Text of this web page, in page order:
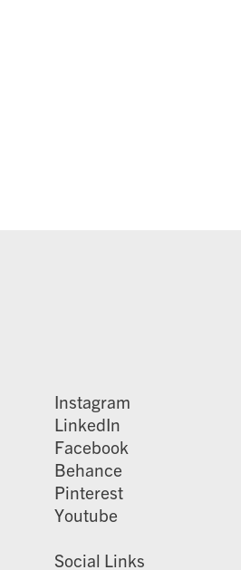
Instagram
LinkedIn
Facebook
Behance
Pinterest
Youtube
Social Links